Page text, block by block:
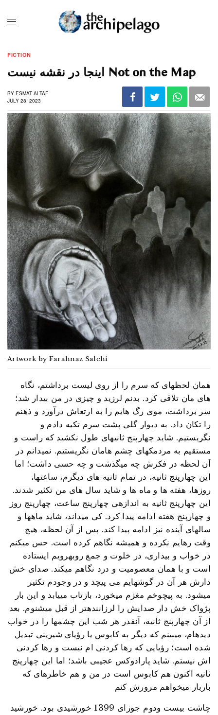
FICTION
اینجا در نقشه نیست Not on the Map
BY ESMAT ALTAF
JULY 28, 2023
Artwork by Farahnaz Salehi
همان لحظهای که سرم را از روی لیست برداشتم، نگاه
های مان تلاقی کرد. بدنم لرزید و چیزی در من بیدار شد؛
سر برداشت، موی رگ هایم را به ارتعاش درآورد و ذهنم
را تکان داد. به دیوار گلی پشت سرم تکیه دادم و
نگریستیم. شاید چهارپنج ثانیهای طول نکشید که راست و
مستقیم به مردمکهای چشم هامان نگریستیم. نمیدانم در
آن لحظه در فکرش چه میگذشت و چه حسی داشت؛ اما
این چهارپنج ثانیه، در تمام ثانیه های دیگرم، ساعتها،
روزها، هفته ها و ماه ها و شاید سال های من تکثیر شدند.
این چهارپنج ثانیه به اندازهی چهارپنج ساعت، چهارپنج روز
و چهارپنج هفته ادامه پیدا کرد. کی میداند، شاید ماهها و
سالهای آینده نیز ادامه پیدا کند. پس از آن لحظه، هیچ
وقت رهایم نکرده و همیشه نگاهم کرده است. حس میکنم
در خواب و بیداری، در خلوت و جمع روبهرویم ایستاده
است و با همان معصومیت و درد نگاهم میکند. صدای خش
دارش هر آن در گوشهایم می پیچد و در وجودم تکثیر
میشود. به پیچوخم مغزم میخورد، بازتاب مییابد و این بار
پژواک خش دار صدایش را لرزانندهتر از قبل میشنوم. بعد
از آن چهارپنج ثانیه، آنقدر هر شب این چشمها را در خواب
دیدهام، میبینم که دیگر به کابوس یا رؤیای شیرینی تبدیل
شده است؛ رؤیایی که رها کردنی ام نیست و رها کردنی
اش نیستم. شاید پارادوکس عجیبی باشد؛ اما این چهارپنج
ثانیه اکنون هم کابوس است در من و هم خاطرهای که
باربار میخواهم مرورش کنم
چاشت بیست ودوم جوزای 1399 خورشیدی بود. خورشید